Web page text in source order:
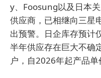
y、Foosung以及日本
供应商，已相继向三星
出预警。日企库存预计
半年供应存在巨大不确
户，自2026年起产品单